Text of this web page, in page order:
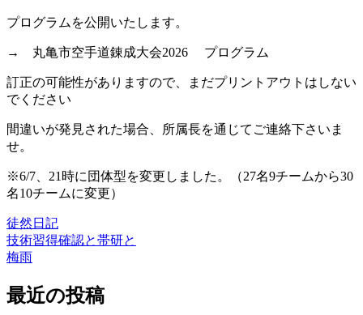
プログラムを公開いたします。
→ 丸亀市空手道錬成大会2026 プログラム
訂正の可能性がありますので、まだプリントアウトはしない
でください
間違いが発見された場合、所属長を通じてご連絡下さいま
せ。
※6/7、21時に団体型を変更しました。（27名9チームから30
名10チームに変更）
徒然日記
投
稿
ナ
技術習得確認と帯研と
梅雨
最近の投稿